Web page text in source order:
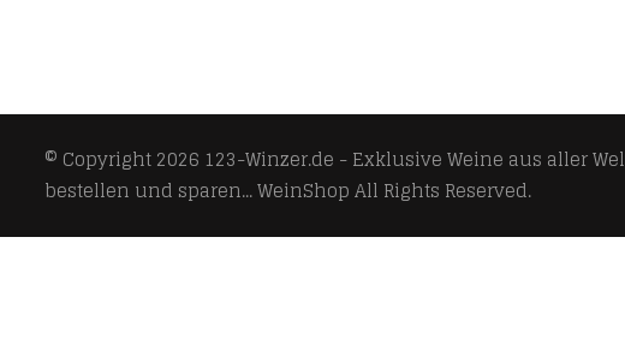
© Copyright 2026 123-Winzer.de - Exklusive Weine aus aller
bestellen und sparen... WeinShopAll Rights Reserved.